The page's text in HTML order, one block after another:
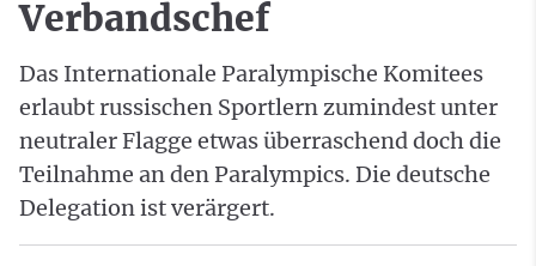
Verbandschef
Das Internationale Paralympische Komitees
erlaubt russischen Sportlern zumindest unter
neutraler Flagge etwas überraschend doch die
Teilnahme an den Paralympics. Die deutsche
Delegation ist verärgert.